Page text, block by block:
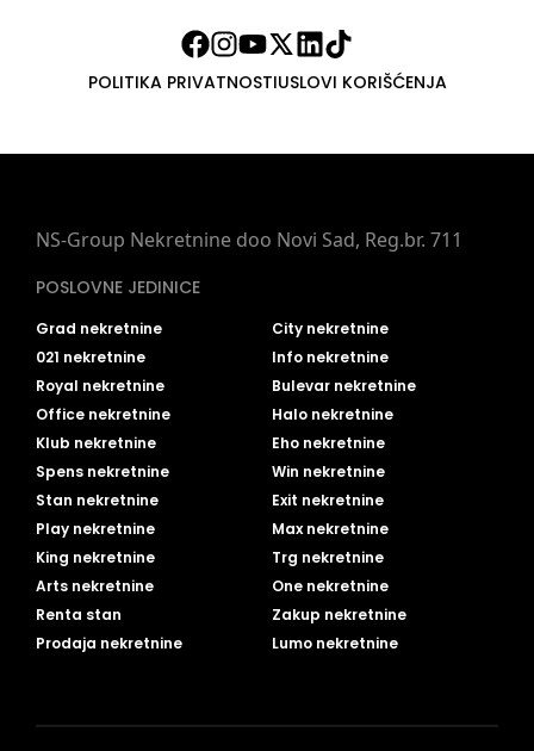
POLITIKA PRIVATNOSTIUSLOVI KORIŠĆENJA
NS-Group Nekretnine doo Novi Sad, Reg.br. 711
POSLOVNE JEDINICE
Grad nekretnine
City nekretnine
021 nekretnine
Info nekretnine
Royal nekretnine
Bulevar nekretnine
Office nekretnine
Halo nekretnine
Klub nekretnine
Eho nekretnine
Spens nekretnine
Win nekretnine
Stan nekretnine
Exit nekretnine
Play nekretnine
Max nekretnine
King nekretnine
Trg nekretnine
Arts nekretnine
One nekretnine
Renta stan
Zakup nekretnine
Prodaja nekretnine
Lumo nekretnine